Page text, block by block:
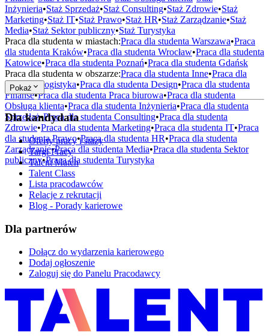
Inżynieria•Staż Sprzedaż•Staż Consulting•Staż Zdrowie•Staż
Marketing•Staż IT•Staż Prawo•Staż HR•Staż Zarządzanie•Staż
Media•Staż Sektor publiczny•Staż Turystyka
Praca dla studenta w miastach:Praca dla studenta Warszawa•Praca
dla studenta Kraków•Praca dla studenta Wrocław•Praca dla studenta
Katowice•Praca dla studenta Poznań•Praca dla studenta Gdańsk
Praca dla studenta w obszarze:Praca dla studenta Inne•Praca dla
studentaLogistyka•Praca dla studenta Design•Praca dla studenta
Finanse•Praca dla studenta Praca biurowa•Praca dla studenta
Obsługa klienta•Praca dla studenta Inżynieria•Praca dla studenta
Sprzedaż•Praca dla studenta Consulting•Praca dla studenta
Zdrowie•Praca dla studenta Marketing•Praca dla studenta IT•Praca
dla studentaPrawo•Praca dla studenta HR•Praca dla studenta
Zarządzanie•Praca dla studenta Media•Praca dla studenta Sektor
publiczny•Praca dla studenta Turystyka
Pokaż
Dla kandydata
Oferty pracy i staży
Targi Pracy
Talent Match
Talent Class
Lista pracodawców
Relacje z rekrutacji
Blog - Porady karierowe
Dla partnerów
Dołącz do wydarzenia karierowego
Dodaj ogłoszenie
Zaloguj się do Panelu Pracodawcy